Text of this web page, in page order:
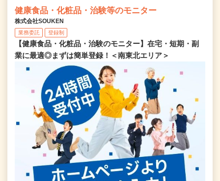
健康食品・化粧品・治験等のモニター
株式会社SOUKEN
業務委託 登録制
【健康食品・化粧品・治験のモニター】在宅・短期・副
業に最適◎まずは簡単登録！＜南東北エリア＞